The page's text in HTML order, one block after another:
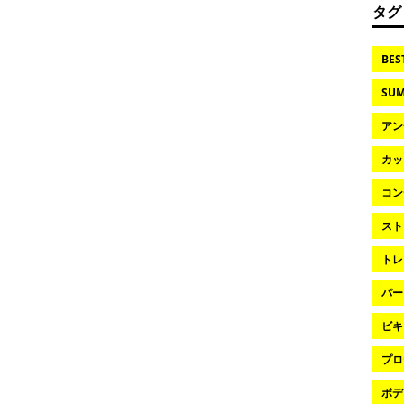
タグ
ア
カ
コ
ス
ト
パ
ビ
プ
ボ